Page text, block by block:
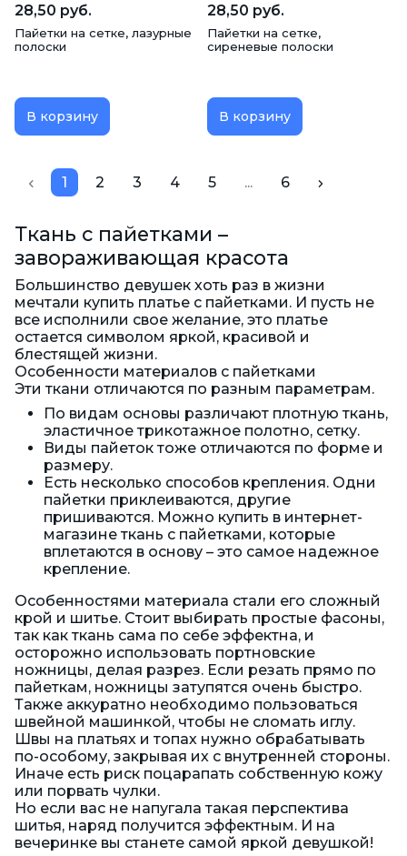
28,50 руб.
Пайетки на сетке, лазурные
полоски
В корзину
28,50 руб.
Пайетки на сетке,
сиреневые полоски
В корзину
1 2 3 4 5 ... 6
Ткань с пайетками –
завораживающая красота
Большинство девушек хоть раз в жизни
мечтали купить платье с пайетками. И пусть не
все исполнили свое желание, это платье
остается символом яркой, красивой и
блестящей жизни.
Особенности материалов с пайетками
Эти ткани отличаются по разным параметрам.
По видам основы различают плотную ткань,
эластичное трикотажное полотно, сетку.
Виды пайеток тоже отличаются по форме и
размеру.
Есть несколько способов крепления. Одни
пайетки приклеиваются, другие
пришиваются. Можно купить в интернет-
магазине ткань с пайетками, которые
вплетаются в основу – это самое надежное
крепление.
Особенностями материала стали его сложный
крой и шитье. Стоит выбирать простые фасоны,
так как ткань сама по себе эффектна, и
осторожно использовать портновские
ножницы, делая разрез. Если резать прямо по
пайеткам, ножницы затупятся очень быстро.
Также аккуратно необходимо пользоваться
швейной машинкой, чтобы не сломать иглу.
Швы на платьях и топах нужно обрабатывать
по-особому, закрывая их с внутренней стороны.
Иначе есть риск поцарапать собственную кожу
или порвать чулки.
Но если вас не напугала такая перспектива
шитья, наряд получится эффектным. И на
вечеринке вы станете самой яркой девушкой!